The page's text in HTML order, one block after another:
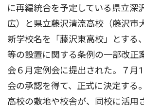
に再編統合を予定している県立深
広）と県立藤沢清流高校（藤沢市
新学校名を「藤沢東高校」とする
等の設置に関する条例の一部改正
会６月定例会に提出された。７月
会の承認を得て、正式に決定する
高校の敷地や校舎が、同校に活用